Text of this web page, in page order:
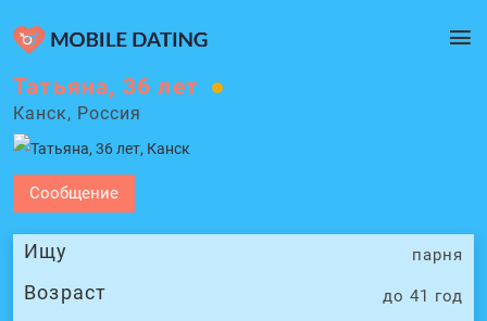
Сообщение
Ищу парня
Возраст до 41 год
Татьяна, 36 лет
Канск, Россия